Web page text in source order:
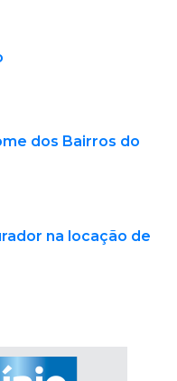
dos Bairros do
na locação de